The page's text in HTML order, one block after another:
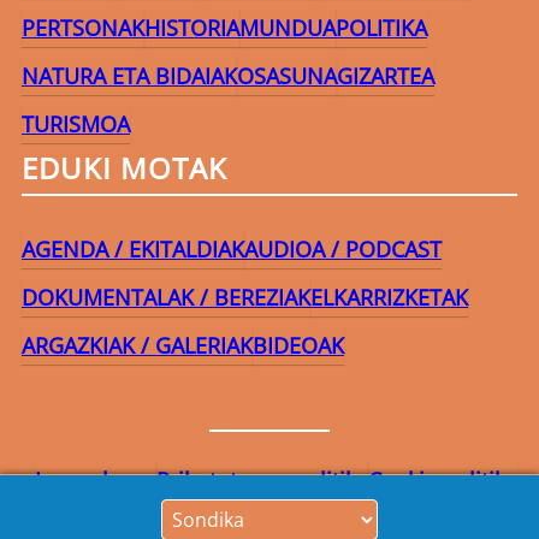
PERTSONAKHISTORIAMUNDUAPOLITIKA
NATURA ETA BIDAIAKOSASUNAGIZARTEA
TURISMOA
EDUKI MOTAK
AGENDA / EKITALDIAKAUDIOA / PODCAST
DOKUMENTALAK / BEREZIAKELKARRIZKETAK
ARGAZKIAK / GALERIAKBIDEOAK
Lege-oharraPribatutasun-politikaCookie politika